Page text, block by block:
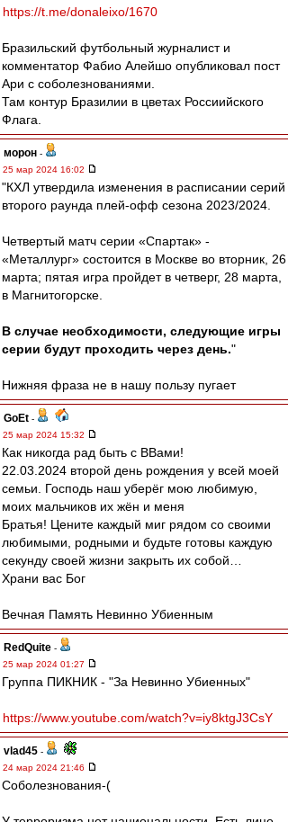
https://t.me/donaleixo/1670
Бразильский футбольный журналист и
комментатор Фабио Алейшо опубликовал пост
Ари с соболезнованиями.
Там контур Бразилии в цветах Россиийского
Флага.
морон -
25 мар 2024 16:02
"КХЛ утвердила изменения в расписании серий
второго раунда плей-офф сезона 2023/2024.
Четвертый матч серии «Спартак» -
«Металлург» состоится в Москве во вторник, 26
марта; пятая игра пройдет в четверг, 28 марта,
в Магнитогорске.
В случае необходимости, следующие игры
серии будут проходить через день."
Нижняя фраза не в нашу пользу пугает
GoEt -
25 мар 2024 15:32
Как никогда рад быть с ВВами!
22.03.2024 второй день рождения у всей моей
семьи. Господь наш уберёг мою любимую,
моих мальчиков их жён и меня
Братья! Цените каждый миг рядом со своими
любимыми, родными и будьте готовы каждую
секунду своей жизни закрыть их собой…
Храни вас Бог
Вечная Память Невинно Убиенным
RedQuite -
25 мар 2024 01:27
Группа ПИКНИК - "За Невинно Убиенных"
https://www.youtube.com/watch?v=iy8ktgJ3CsY
vlad45 -
24 мар 2024 21:46
Соболезнования-(